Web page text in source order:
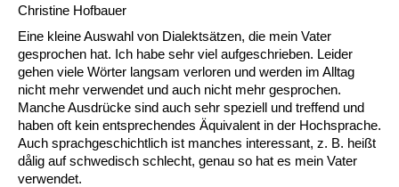
Christine Hofbauer
Eine kleine Auswahl von Dialektsätzen, die mein Vater
gesprochen hat. Ich habe sehr viel aufgeschrieben. Leider
gehen viele Wörter langsam verloren und werden im Alltag
nicht mehr verwendet und auch nicht mehr gesprochen.
Manche Ausdrücke sind auch sehr speziell und treffend und
haben oft kein entsprechendes Äquivalent in der Hochsprache.
Auch sprachgeschichtlich ist manches interessant, z. B. heißt
dålig auf schwedisch schlecht, genau so hat es mein Vater
verwendet.